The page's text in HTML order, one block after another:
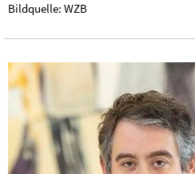
Bildquelle: WZB